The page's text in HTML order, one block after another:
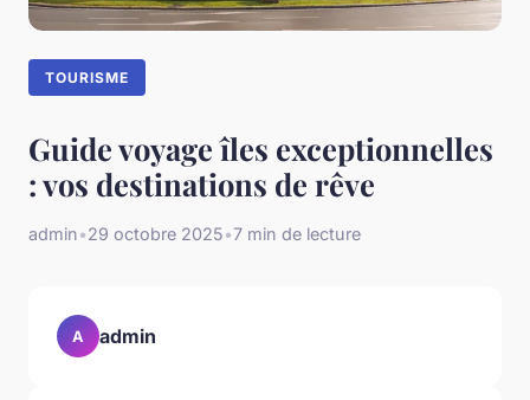
TOURISME
Guide voyage îles exceptionnelles
: vos destinations de rêve
admin•29 octobre 2025•7 min de lecture
A admin